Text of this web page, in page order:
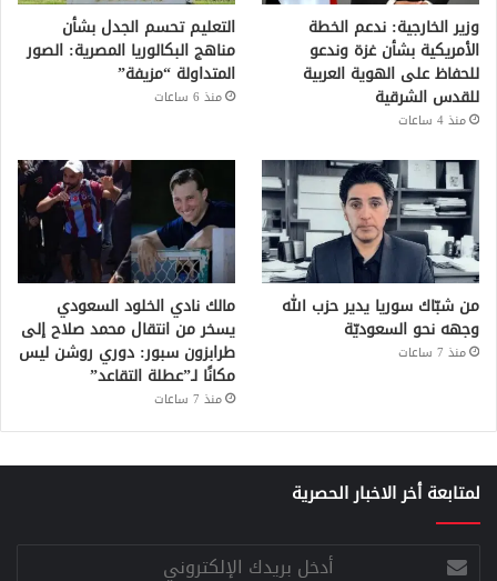
وزير الخارجية: ندعم الخطة
الأمريكية بشأن غزة وندعو
للحفاظ على الهوية العربية
للقدس الشرقية
منذ 4 ساعات
التعليم تحسم الجدل بشأن
مناهج البكالوريا المصرية: الصور
المتداولة “مزيفة”
منذ 6 ساعات
من شبّاك سوريا يدير حزب الله
وجهه نحو السعوديّة
منذ 7 ساعات
مالك نادي الخلود السعودي
يسخر من انتقال محمد صلاح إلى
طرابزون سبور: دوري روشن ليس
مكانًا لـ”عطلة التقاعد”
منذ 7 ساعات
لمتابعة أخر الاخبار الحصرية
أدخل